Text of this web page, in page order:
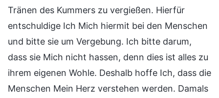
Tränen des Kummers zu vergießen. Hierfür
entschuldige Ich Mich hiermit bei den Menschen
und bitte sie um Vergebung. Ich bitte darum,
dass sie Mich nicht hassen, denn dies ist alles zu
ihrem eigenen Wohle. Deshalb hoffe Ich, dass die
Menschen Mein Herz verstehen werden. Damals